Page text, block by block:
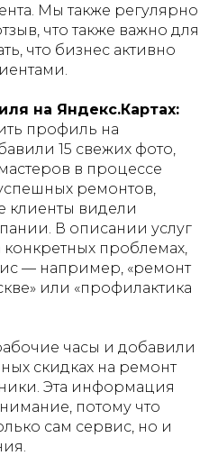
Мы также регулярно
что также важно для
что бизнес активно
на Яндекс.Картах:
профиль на
15 свежих фото,
в процессе
ремонтов,
клиенты видели
В описании услуг
проблемах,
— например, «ремонт
или «профилактика
часы и добавили
скидках на ремонт
Эта информация
потому что
сам сервис, но и